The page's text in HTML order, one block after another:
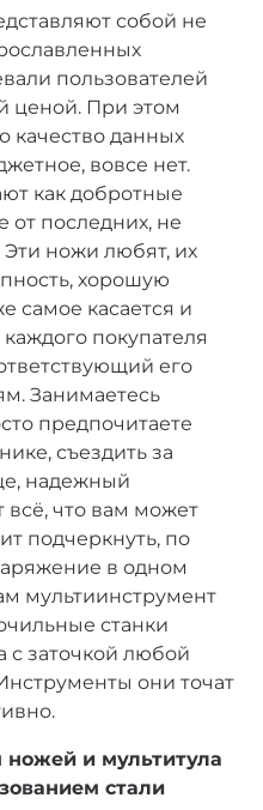
собой не
пользователей
ценой. При этом
качество данных
вовсе нет.
как добротные
от последних, не
ножи любят, их
хорошую
самое касается и
покупателя
его
Занимаетесь
предпочитаете
съездить за
надежный
всё, что вам может
подчеркнуть, по
в одном
мультиинструмент
станки
с заточкой любой
они точат
и мультитула
стали